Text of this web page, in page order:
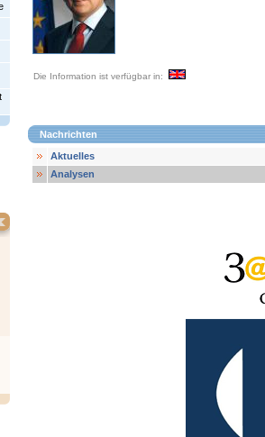
Die Information ist verfügbar in:
Nachrichten
Aktuelles
Analysen